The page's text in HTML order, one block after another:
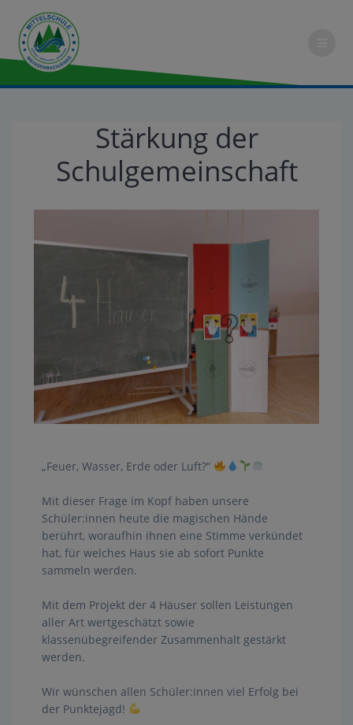
Stärkung der
Schulgemeinschaft
„Feuer, Wasser, Erde oder Luft?“
Mit dieser Frage im Kopf haben unsere
Schüler:innen heute die magischen Hände
berührt, woraufhin ihnen eine Stimme verkündet
hat, für welches Haus sie ab sofort Punkte
sammeln werden.
Mit dem Projekt der 4 Häuser sollen Leistungen
aller Art wertgeschätzt sowie
klassenübegreifender Zusammenhalt gestärkt
werden.
Wir wünschen allen Schüler:innen viel Erfolg bei
der Punktejagd!